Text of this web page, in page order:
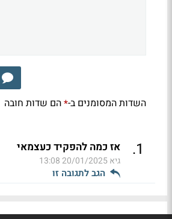
השדות המסומנים ב-*הם שדות חובה
1
. אז כמה להפקיד כעצמאי
גיא20/01/2025 13:08
הגב לתגובה זו